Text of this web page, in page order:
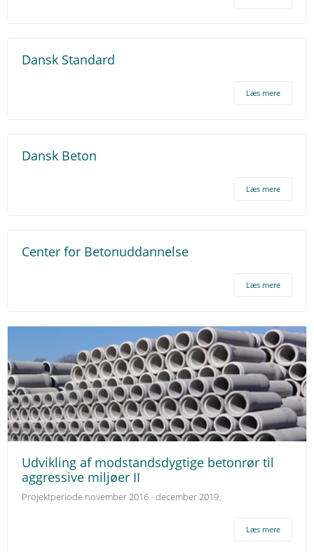
Dansk Standard
Læs mere
Dansk Beton
Læs mere
Center for Betonuddannelse
Læs mere
Udvikling af modstandsdygtige betonrør til
aggressive miljøer II
Projektperiode november 2016 - december 2019.
Læs mere